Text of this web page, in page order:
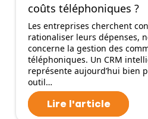
coûts téléphoniques ?
Les entreprises cherchent
rationaliser leurs dépenses,
concerne la gestion des
téléphoniques. Un CRM
représente aujourd’hui bien
outil…
Lire l'article